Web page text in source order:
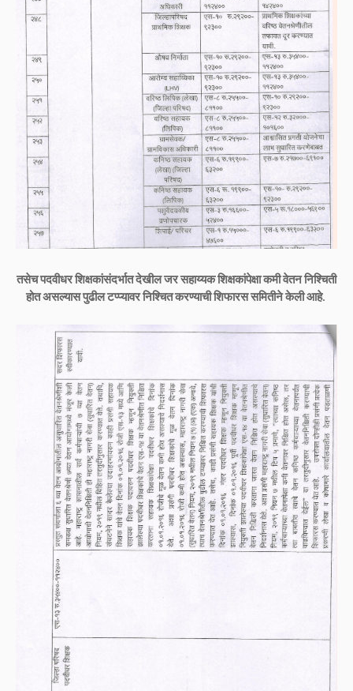
तसेच पदवीधर शिक्षकांसंदर्भात देखील जर सहाय्यक शिक्षकांपेक्षा कमी वेतन निश्चिती
होत असल्यास पुढील टप्प्यावर निश्चित करण्याची शिफारस समितीने केली आहे.